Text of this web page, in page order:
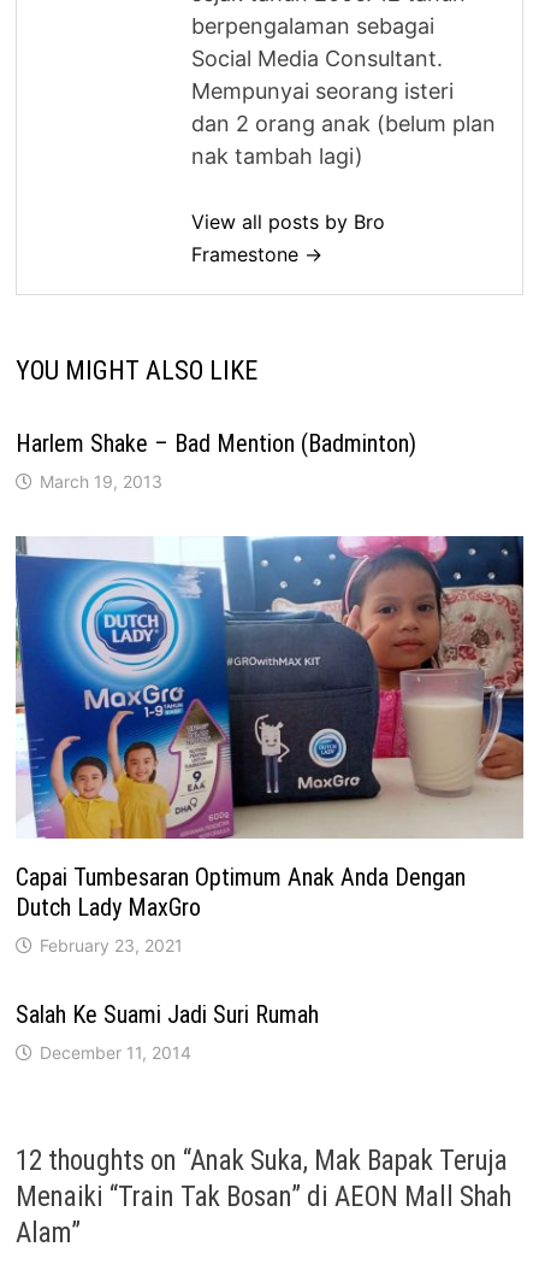
berpengalaman sebagai
Social Media Consultant.
Mempunyai seorang isteri
dan 2 orang anak (belum plan
nak tambah lagi)
View all posts by Bro
Framestone →
YOU MIGHT ALSO LIKE
Harlem Shake – Bad Mention (Badminton)
March 19, 2013
Capai Tumbesaran Optimum Anak Anda Dengan
Dutch Lady MaxGro
February 23, 2021
Salah Ke Suami Jadi Suri Rumah
December 11, 2014
12 thoughts on “Anak Suka, Mak Bapak Teruja
Menaiki “Train Tak Bosan” di AEON Mall Shah
Alam”